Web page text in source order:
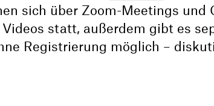
sich über Zoom-Meetings und
statt, außerdem gibt es
Registrierung möglich –